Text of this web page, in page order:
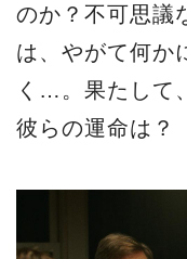
のか？不可思議
は、やがて何か
く…。果たして
彼らの運命は？